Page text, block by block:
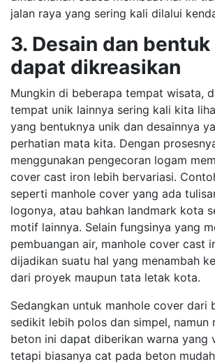
jalan raya yang sering kali dilalui
3. Desain dan bentuk
dapat dikreasikan
Mungkin di beberapa tempat wisata,
tempat unik lainnya sering kali kita
yang bentuknya unik dan desainnya
perhatian mata kita. Dengan
menggunakan pengecoran logam
cover cast iron lebih bervariasi.
seperti manhole cover yang ada
logonya, atau bahkan landmark kota
motif lainnya. Selain fungsinya yang
pembuangan air, manhole cover cast
dijadikan suatu hal yang menambah
dari proyek maupun tata letak kota.
Sedangkan untuk manhole cover dari
sedikit lebih polos dan simpel, namun
beton ini dapat diberikan warna yang
tetapi biasanya cat pada beton